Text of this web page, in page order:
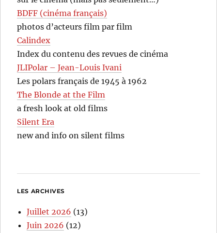
BDFF (cinéma français)
photos d’acteurs film par film
Calindex
Index du contenu des revues de cinéma
JLIPolar – Jean-Louis Ivani
Les polars français de 1945 à 1962
The Blonde at the Film
a fresh look at old films
Silent Era
new and info on silent films
LES ARCHIVES
Juillet 2026 (13)
Juin 2026 (12)